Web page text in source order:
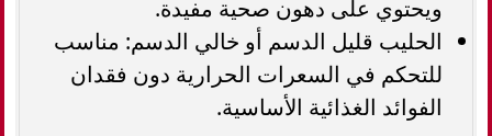
ويحتوي على دهون صحية مفيدة.
الحليب قليل الدسم أو خالي الدسم: مناسب
للتحكم في السعرات الحرارية دون فقدان
الفوائد الغذائية الأساسية.